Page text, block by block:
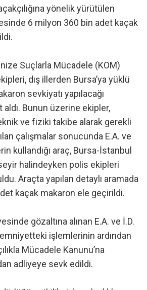
yönelik yürütülen
6 milyon 360 bin adet kaçak
Suçlarla Mücadele (KOM)
dış illerden Bursa’ya yüklü
sevkiyatı yapılacağı
Bunun üzerine ekipler,
ve fiziki takibe alarak gerekli
çalışmalar sonucunda E.A. ve
kullandığı araç, Bursa-İstanbul
halindeyken polis ekipleri
Araçta yapılan detaylı aramada
kaçak makaron ele geçirildi.
gözaltına alınan E.A. ve İ.D.
işlemlerinin ardından
Mücadele Kanunu’na
adliyeye sevk edildi.